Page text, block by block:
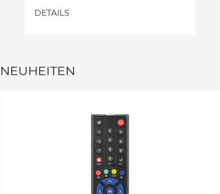
DETAILS
NEUHEITEN